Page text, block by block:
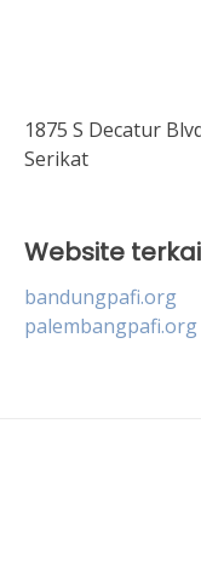
1875 S Decatur
Serikat
Website
bandungpafi.org
palembangpafi.org